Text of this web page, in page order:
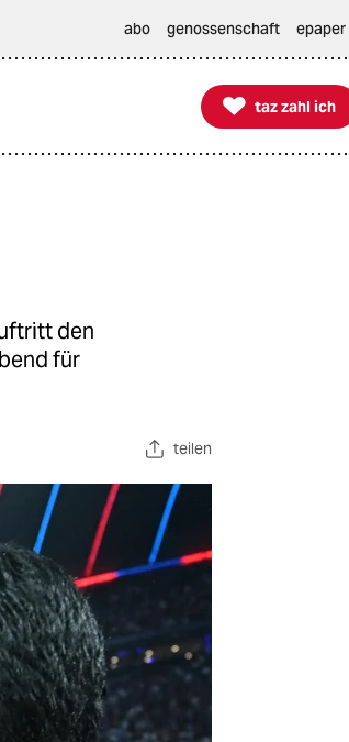
abo genossenschaft epaper

taz zahl ich
taz zahl ich
den
für
teilen